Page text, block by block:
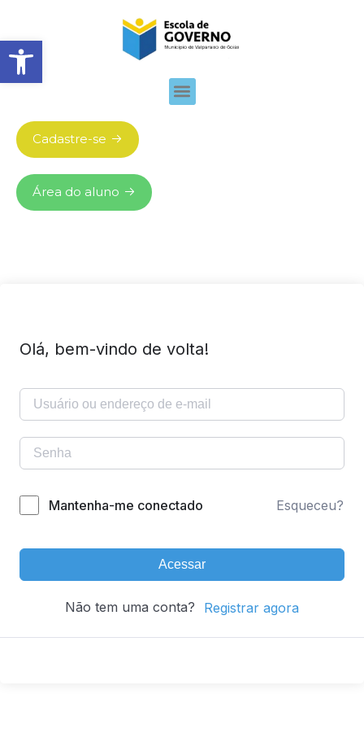
Abrir barra de ferramentas
Cadastre-se
Área do aluno
Olá, bem-vindo de volta!
Mantenha-me conectado Esqueceu?
Acessar
Não tem uma conta? Registrar agora